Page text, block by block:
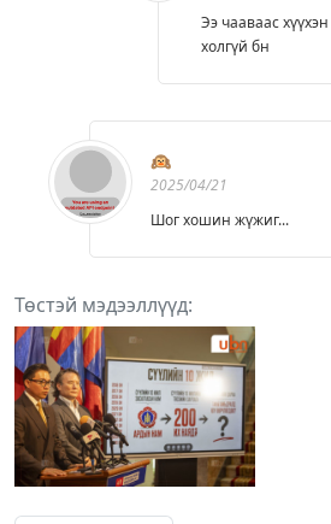
Ээ чааваас
холгүй бн
🙉
2025/04/21
Шог хошин жүжиг...
Төстэй мэдээллүүд: